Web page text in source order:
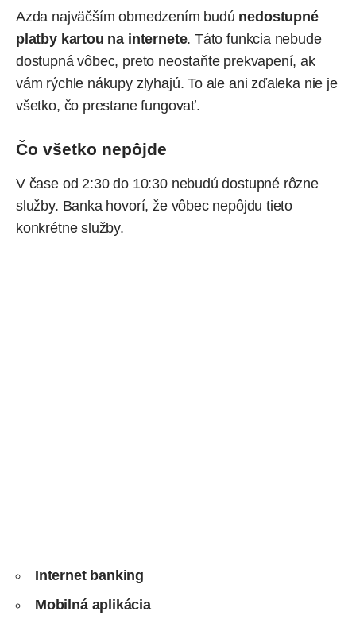
Azda najväčším obmedzením budú nedostupné
platby kartou na internete. Táto funkcia nebude
dostupná vôbec, preto neostaňte prekvapení, ak
vám rýchle nákupy zlyhajú. To ale ani zďaleka nie je
všetko, čo prestane fungovať.
Čo všetko nepôjde
V čase od 2:30 do 10:30 nebudú dostupné rôzne
služby. Banka hovorí, že vôbec nepôjdu tieto
konkrétne služby.
Internet banking
Mobilná aplikácia